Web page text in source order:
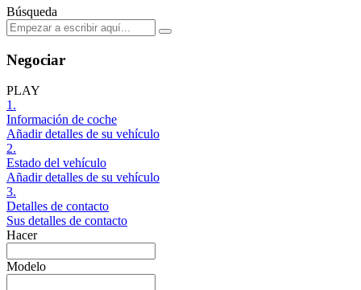
Búsqueda
Negociar
PLAY
1.
Información de coche
Añadir detalles de su vehículo
2.
Estado del vehículo
Añadir detalles de su vehículo
3.
Detalles de contacto
Sus detalles de contacto
Hacer
Modelo